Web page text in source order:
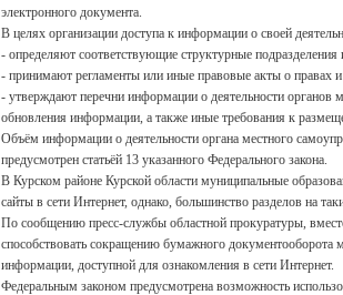
электронного документа.
В целях организации доступа к информации о своей
- определяют соответствующие структурные
- принимают регламенты или иные правовые акты о правах
- утверждают перечни информации о деятельности органов
обновления информации, а также иные требования к
Объём информации о деятельности органа местного
предусмотрен статьёй 13 указанного Федерального закона.
В Курском районе Курской области муниципальные
сайты в сети Интернет, однако, большинство разделов на
По сообщению пресс-службы областной прокуратуры,
способствовать сокращению бумажного документооборота
информации, доступной для ознакомления в сети Интернет.
Федеральным законом предусмотрена возможность